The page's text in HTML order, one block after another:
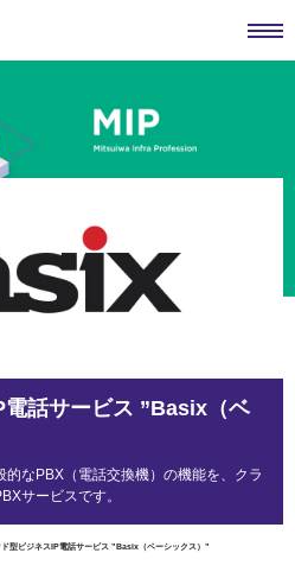
話サービス ”Basix（ベ
なPBX（電話交換機）の機能を、クラ
サービスです。
ド型ビジネスIP電話サービス ”Basix（ベーシックス）”